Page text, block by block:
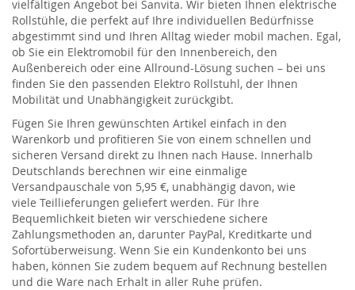
vielfältigen Angebot bei Sanvita. Wir bieten Ihnen e lektrische
Rollstühle, die perfekt auf Ihre individuellen Bedürfnisse
abgestimmt sind und Ihren Alltag wieder mobil machen. Egal,
ob Sie ein Elektromobil für den Innenbereich, den
Außenbereich oder eine Allround-Lösung suchen – bei uns
finden Sie den passenden Elektro Rollstuhl, der Ihnen
Mobilität und Unabhängigkeit zurückgibt.
Fügen Sie Ihren gewünschten Artikel einfach in den
Warenkorb und profitieren Sie von einem schnellen und
sicheren Versand direkt zu Ihnen nach Hause. Innerhalb
Deutschlands berechnen wir eine einmalige
Versandpauschale von 5,95 €, unabhängig davon, wie
viele Teillieferungen geliefert werden. Für Ihre
Bequemlichkeit bieten wir verschiedene sichere
Zahlungsmethoden an, darunter PayPal, Kreditkarte und
Sofortüberweisung. Wenn Sie ein Kundenkonto bei uns
haben, können Sie zudem bequem auf Rechnung bestellen
und die Ware nach Erhalt in aller Ruhe prüfen.